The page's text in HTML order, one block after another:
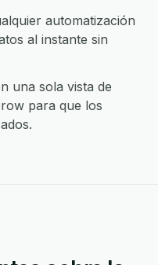
automatización
al instante sin
una sola vista de
para que los